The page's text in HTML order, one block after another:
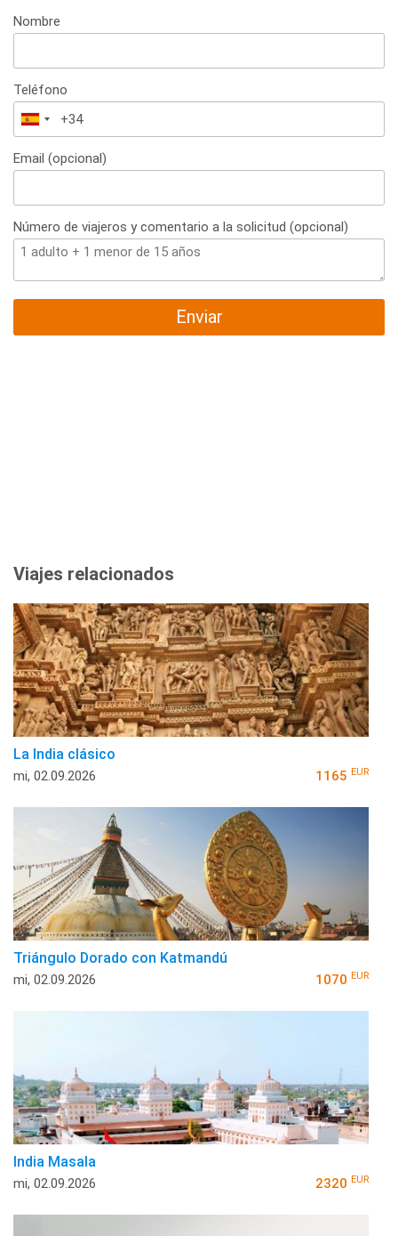
Nombre
Teléfono
España
+34
Email (opcional)
Número de viajeros y comentario a la solicitud (opcional)
Enviar
Viajes relacionados
La India clásico
mi, 02.09.2026 1165 EUR
Triángulo Dorado con Katmandú
mi, 02.09.2026 1070 EUR
India Masala
mi, 02.09.2026 2320 EUR